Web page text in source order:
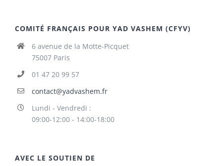
COMITÉ FRANÇAIS POUR YAD VASHEM (CFYV)
6 avenue de la Motte-Picquet
75007 Paris
01 47 20 99 57
contact@yadvashem.fr
Lundi - Vendredi :
09:00-12:00 - 14:00-18:00
AVEC LE SOUTIEN DE